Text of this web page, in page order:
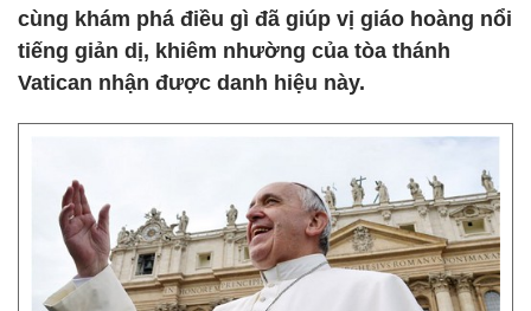
cùng khám phá điều gì đã giúp vị giáo hoàng nổi
tiếng giản dị, khiêm nhường của tòa thánh
Vatican nhận được danh hiệu này.